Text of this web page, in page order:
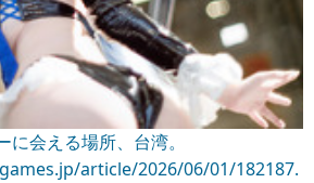
会える場所、台湾。
article/2026/06/01/182187.